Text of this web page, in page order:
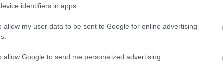
identifiers in apps.
allow my user data to be sent to Google for online advertising
allow Google to send me personalized advertising.
lődd be a kipattanót »